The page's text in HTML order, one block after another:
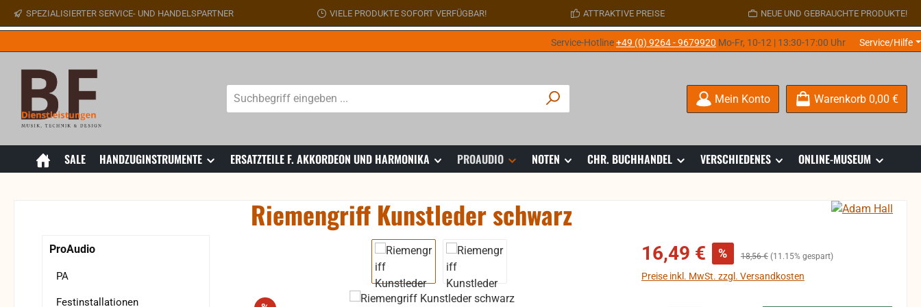
Hauptinhalt springen
Zur Suche springen
Zur Hauptnavigation springen
SPEZIALISIERTER SERVICE- UND HANDELSPARTNER VIELE PRODUKTE SOFORT VERFÜGBAR! ATTRAKTIVE PREISE NEUE UND GEBRAUCHTE PRODUKTE!
Service-Hotline+49 (0) 9264 - 9679920 Mo-Fr, 10-12 | 13:30-17:00 Uhr Service/Hilfe
Mein Konto Warenkorb 0,00 €
SALE HANDZUGINSTRUMENTE ERSATZTEILE F. AKKORDEON UND HARMONIKA PROAUDIO NOTEN CHR. BUCHHANDEL VERSCHIEDENES ONLINE-MUSEUM
ProAudio
PA
Festinstallationen
Riemengriff Kunstleder schwarz
Bildergalerie überspringen Verkaufspreis:
16,49 € % Regulärer Preis:
18,56 € (11.15% gespart)
Preise inkl. MwSt. zzgl. Versandkosten